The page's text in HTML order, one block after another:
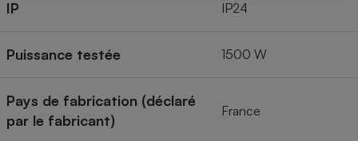
IP IP24
Puissance testée 1500 W
Pays de fabrication (déclaré
par le fabricant)
France